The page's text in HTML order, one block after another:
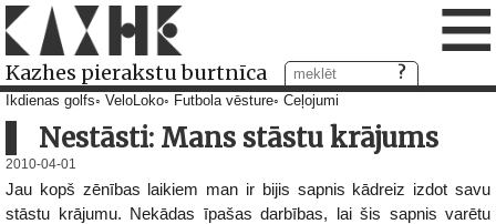
Kazhes pierakstu burtnīca ≡
Ikdienas golfs VeloLoko Futbola vēsture Ceļojumi
Nestāsti: Mans stāstu krājums
2010-04-01
Jau kopš zēnības laikiem man ir bijis sapnis kādreiz izdot savu
stāstu krājumu. Nekādas īpašas darbības, lai šis sapnis varētu